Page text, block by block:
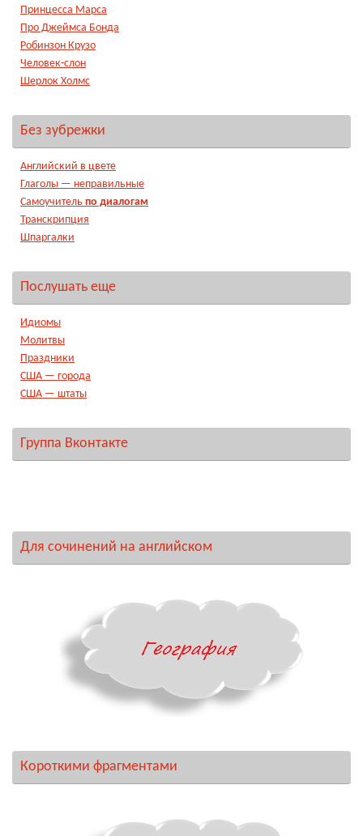
Принцесса Марса
Про Джеймса Бонда
Робинзон Крузо
Человек-слон
Шерлок Холмс
Без зубрежки
Английский в цвете
Глаголы — неправильные
Самоучитель по диалогам
Транскрипция
Шпаргалки
Послушать еще
Идиомы
Молитвы
Праздники
США — города
США — штаты
Группа Вконтакте
Для сочинений на английском
Короткими фрагментами